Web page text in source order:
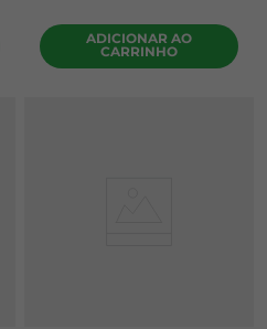
ADICIONAR AO
CARRINHO